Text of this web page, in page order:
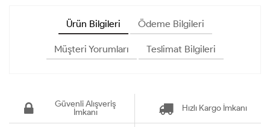
Ürün Bilgileri Ödeme Bilgileri
Müşteri Yorumları Teslimat Bilgileri
Güvenli Alışveriş
İmkanı
Hızlı Kargo İmkanı